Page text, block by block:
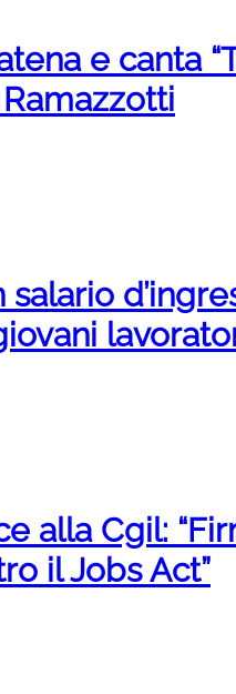
e canta
salario
alla Cgil:
il Jobs Act”